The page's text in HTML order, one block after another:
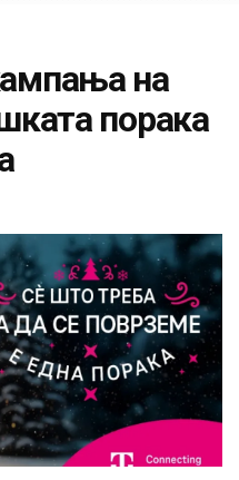
на
порака